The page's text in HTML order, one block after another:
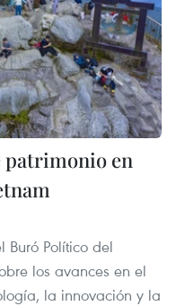
en
Buró Político del
los avances en el
la innovación y la